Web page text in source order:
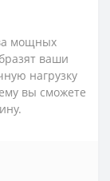
мощных
ваши
нагрузку
вы сможете